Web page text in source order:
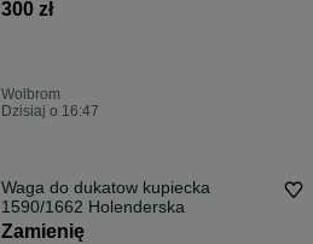
300 zł
Wolbrom
Dzisiaj o 16:47
Waga do dukatow kupiecka
1590/1662 Holenderska
Zamienię